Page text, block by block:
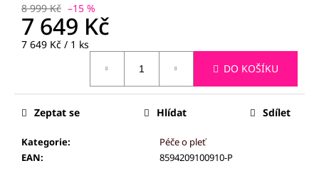
8 999 Kč –15 %
7 649 Kč
Měrná
7 649 Kč / 1 ks
DO KOŠÍKU
Kategorie:
Péče o pleť
EAN: 8594209100910-P
Zeptat se Hlídat Sdílet